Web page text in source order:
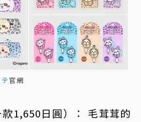
官網
款1,650日圓）： 毛茸茸的